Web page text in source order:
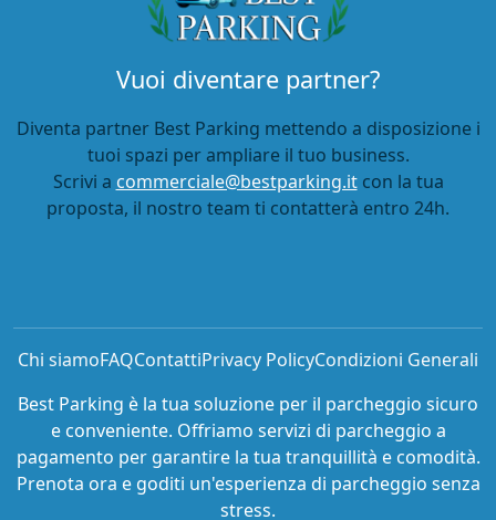
Stazione
Parcheggi Bari Stazione
Parcheggi Lamezia Terme Stazione
Parcheggi Napoli Centrale Stazione
Parcheggi Piazza Principe Stazione
Porto
Parcheggi Porto Anzio
Parcheggi Porto Bari
Parcheggi Porto Cagliari